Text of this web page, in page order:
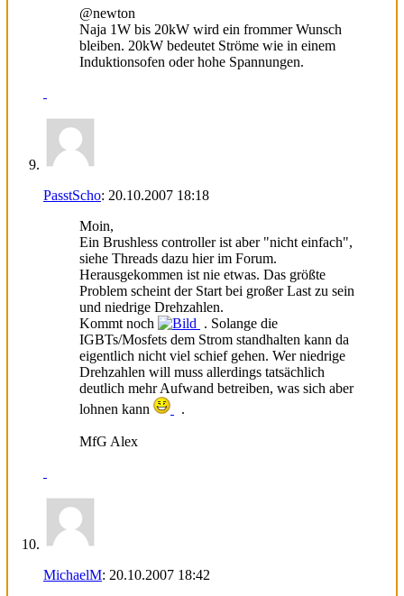
@newton
Naja 1W bis 20kW wird ein frommer Wunsch
bleiben. 20kW bedeutet Ströme wie in einem
Induktionsofen oder hohe Spannungen.
PasstScho: 20.10.2007 18:18
Moin,
Ein Brushless controller ist aber "nicht einfach",
siehe Threads dazu hier im Forum.
Herausgekommen ist nie etwas. Das größte
Problem scheint der Start bei großer Last zu sein
und niedrige Drehzahlen.
Kommt noch
. Solange die
IGBTs/Mosfets dem Strom standhalten kann da
eigentlich nicht viel schief gehen. Wer niedrige
Drehzahlen will muss allerdings tatsächlich
deutlich mehr Aufwand betreiben, was sich aber
lohnen kann
.
MfG Alex
MichaelM: 20.10.2007 18:42